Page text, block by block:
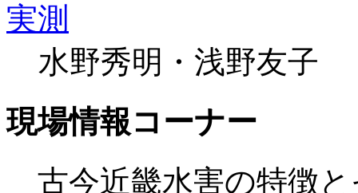
実測
水野秀明・浅野友
現場情報コーナー
古今近畿水害の特徴と